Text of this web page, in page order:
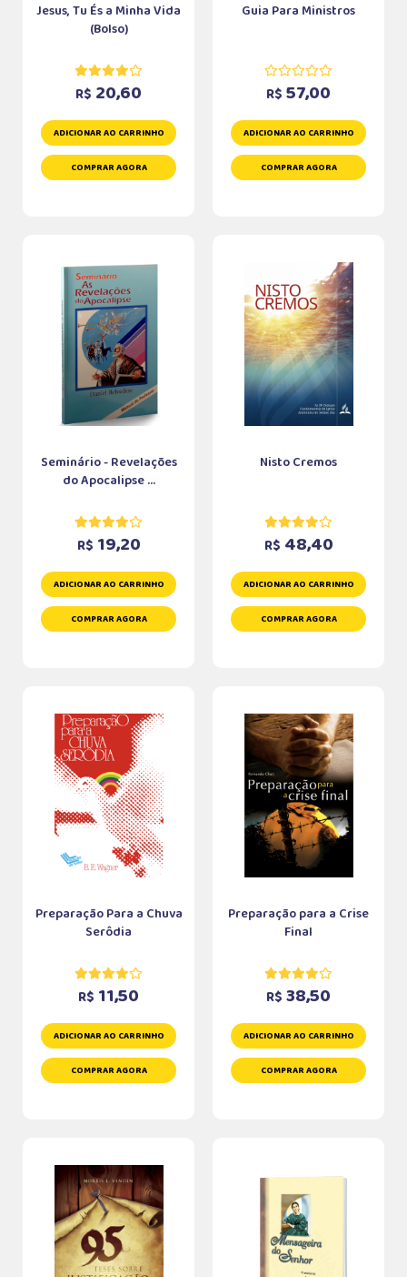
Jesus, Tu És a Minha Vida
(Bolso)
R$ 20,60
ADICIONAR AO CARRINHO
COMPRAR AGORA
Guia Para Ministros
R$ 57,00
ADICIONAR AO CARRINHO
COMPRAR AGORA
Seminário - Revelações
do Apocalipse ...
R$ 19,20
ADICIONAR AO CARRINHO
COMPRAR AGORA
Nisto Cremos
R$ 48,40
ADICIONAR AO CARRINHO
COMPRAR AGORA
Preparação Para a Chuva
Serôdia
R$ 11,50
ADICIONAR AO CARRINHO
COMPRAR AGORA
Preparação para a Crise
Final
R$ 38,50
ADICIONAR AO CARRINHO
COMPRAR AGORA